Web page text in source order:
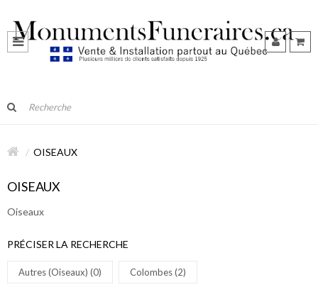
OISEAUX
OISEAUX
Oiseaux
PRÉCISER LA RECHERCHE
Autres (Oiseaux) (0) Colombes (2)